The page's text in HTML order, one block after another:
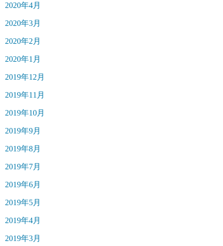
2020年4月
2020年3月
2020年2月
2020年1月
2019年12月
2019年11月
2019年10月
2019年9月
2019年8月
2019年7月
2019年6月
2019年5月
2019年4月
2019年3月